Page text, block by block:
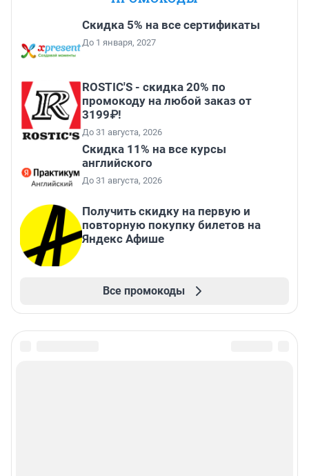
Скидка 5% на все сертификаты
До 1 января, 2027
ROSTIC'S - скидка 20% по
промокоду на любой заказ от
3199₽!
До 31 августа, 2026
Скидка 11% на все курсы
английского
До 31 августа, 2026
Получить скидку на первую и
повторную покупку билетов на
Яндекс Афише
Все промокоды